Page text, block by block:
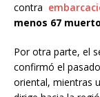
contra
menos 67
Por otra parte, el
confirmó el
oriental, mientras